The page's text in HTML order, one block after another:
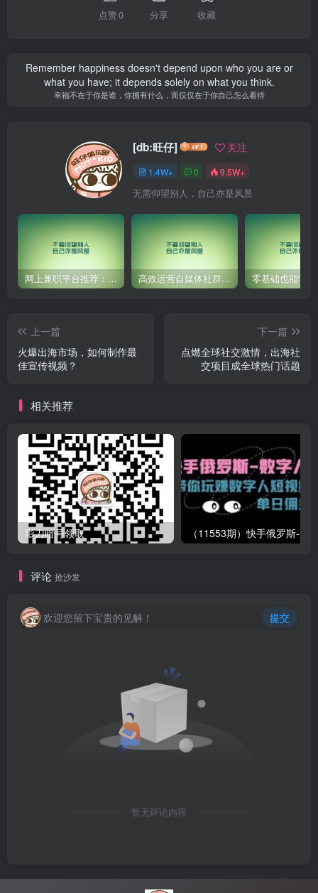
点赞0 分享 收藏
Remember happiness doesn't depend upon who you are or
what you have; it depends solely on what you think.
幸福不在于你是谁，你拥有什么，而仅仅在于你自己怎么看待
[db:旺仔] 关注
1.4W+ 0 9.5W+
无需仰望别人，自己亦是风景
网上兼职平台推荐：国外网赚任务！ 高效运营自媒体社群，让内容更有价值！
上一篇
火爆出海市场，如何制作最
佳宣传视频？
下一篇
点燃全球社交激情，出海社
交项目成全球热门话题
相关推荐
影刀暗号领取
评论 抢沙发
欢迎您留下宝贵的见解！ 提交
暂无评论内容